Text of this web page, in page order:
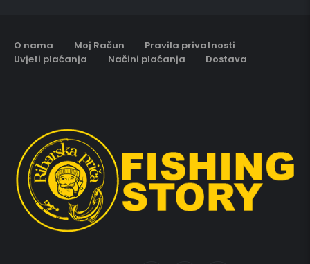
O nama Moj Račun
Pravila privatnosti
Uvjeti plaćanja
Načini plaćanja Dostava